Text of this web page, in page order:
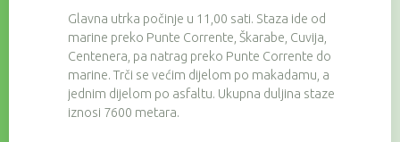
Glavna utrka počinje u 11,00 sati. Staza ide od
marine preko Punte Corrente, Škarabe, Cuvija,
Centenera, pa natrag preko Punte Corrente do
marine. Trči se većim dijelom po makadamu, a
jednim dijelom po asfaltu. Ukupna duljina staze
iznosi 7600 metara.